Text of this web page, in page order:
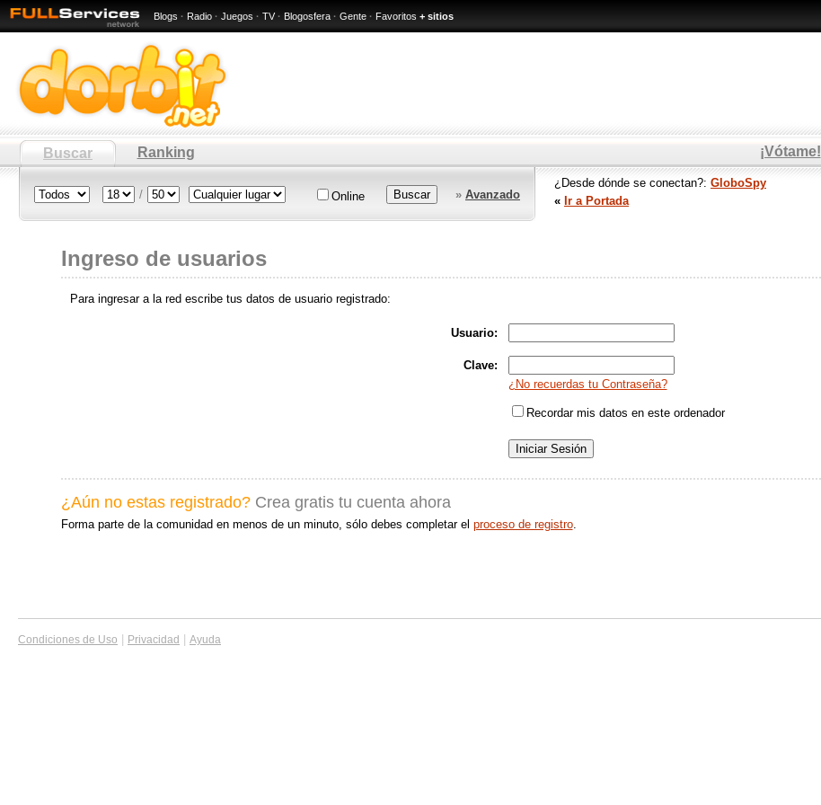
Blogs · Radio · Juegos · TV · Blogosfera · Gente · Favoritos + sitios
Buscar Ranking ¡Vótame!
/ Online » Avanzado
¿Desde dónde se conectan?: GloboSpy
« Ir a Portada
Ingreso de usuarios
Para ingresar a la red escribe tus datos de usuario registrado:
Usuario:
Clave:
¿No recuerdas tu Contraseña?
Recordar mis datos en este ordenador
¿Aún no estas registrado? Crea gratis tu cuenta ahora
Forma parte de la comunidad en menos de un minuto, sólo debes completar el proceso de registro.
Condiciones de Uso Privacidad Ayuda